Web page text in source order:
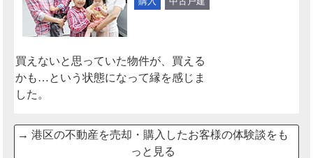
買えないと思っていた物件が、買える
かも…という状態になって縁を感じま
した。
→ 港区の不動産を売却・購入したお客様の体験談をも
っと見る